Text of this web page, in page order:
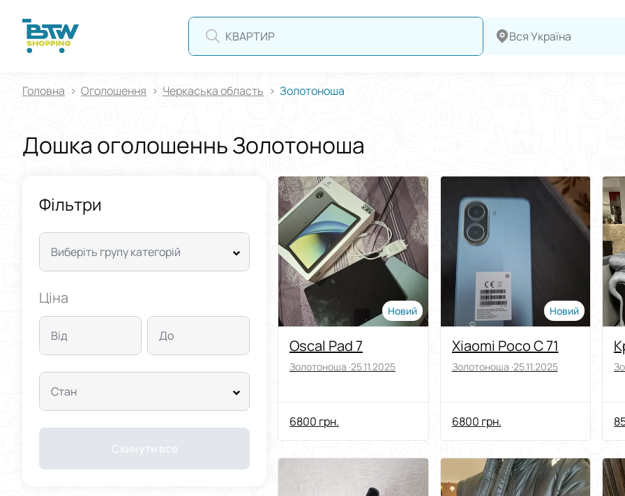
Вся Україна
Головна Оголошення Черкаська область Золотоноша
Дошка оголошеннь Золотоноша
Фільтри
Виберіть групу категорій
Ціна
Від До
Стан
Скинути все
Новий
Oscal Pad 7
Золотоноша ·25.11.2025
6800 грн.
Новий
Xiaomi Poco C 71
Золотоноша ·25.11.2025
6800 грн.